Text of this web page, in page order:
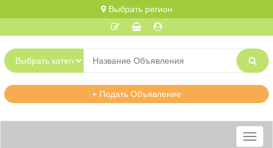
Выбрать регион
+ Подать Объявление
Меню